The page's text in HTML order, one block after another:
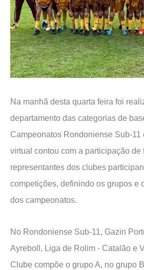
Na manhã desta quarta feira foi
departamento das categorias de
Campeonatos Rondoniense Sub-11
virtual contou com a participação de
representantes dos clubes
competições, definindo os grupos e
dos campeonatos.
No Rondoniense Sub-11, Gazin
Ayreboll, Liga de Rolim - Catalão e
Clube compõe o grupo A, no grupo